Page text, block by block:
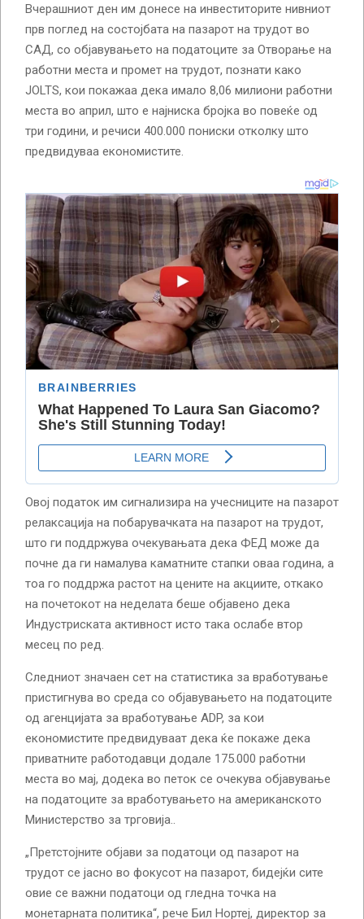
Вчерашниот ден им донесе на инвеститорите нивниот
прв поглед на состојбата на пазарот на трудот во
САД, со објавувањето на податоците за Отворање на
работни места и промет на трудот, познати како
JOLTS, кои покажаа дека имало 8,06 милиони работни
места во април, што е најниска бројка во повеќе од
три години, и речиси 400.000 пониски отколку што
предвидуваа економистите.
Овој податок им сигнализира на учесниците на пазарот
релаксација на побарувачката на пазарот на трудот,
што ги поддржува очекувањата дека ФЕД може да
почне да ги намалува каматните стапки оваа година, а
тоа го поддржа растот на цените на акциите, откако
на почетокот на неделата беше објавено дека
Индустриската активност исто така ослабе втор
месец по ред.
Следниот значаен сет на статистика за вработување
пристигнува во среда со објавувањето на податоците
од агенцијата за вработување ADP, за кои
економистите предвидуваат дека ќе покаже дека
приватните работодавци додале 175.000 работни
места во мај, додека во петок се очекува објавување
на податоците за вработувањето на американското
Министерство за трговија..
„Претстојните објави за податоци од пазарот на
трудот се јасно во фокусот на пазарот, бидејќи сите
овие се важни податоци од гледна точка на
монетарната политика“, рече Бил Нортеј, директор за